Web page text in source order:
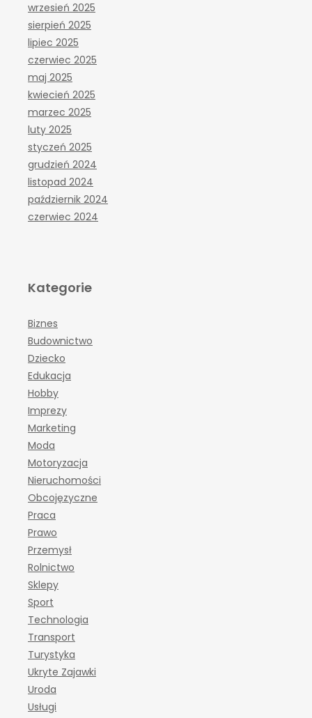
wrzesień 2025
sierpień 2025
lipiec 2025
czerwiec 2025
maj 2025
kwiecień 2025
marzec 2025
luty 2025
styczeń 2025
grudzień 2024
listopad 2024
październik 2024
czerwiec 2024
Kategorie
Biznes
Budownictwo
Dziecko
Edukacja
Hobby
Imprezy
Marketing
Moda
Motoryzacja
Nieruchomości
Obcojęzyczne
Praca
Prawo
Przemysł
Rolnictwo
Sklepy
Sport
Technologia
Transport
Turystyka
Ukryte Zajawki
Uroda
Usługi